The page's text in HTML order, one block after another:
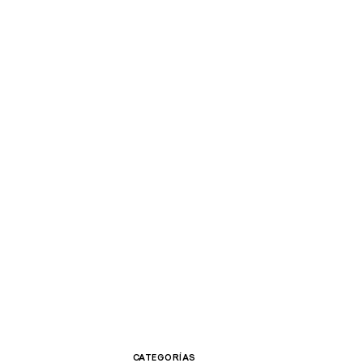
CATEGORÍAS